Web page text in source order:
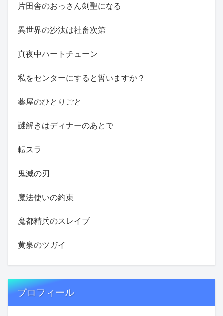
片田舎のおっさん剣聖になる
異世界の沙汰は社畜次第
真夜中ハートチューン
私をセンターにすると誓いますか？
薬屋のひとりごと
謎解きはディナーのあとで
転スラ
鬼滅の刃
魔法使いの約束
魔都精兵のスレイブ
黄泉のツガイ
プロフィール